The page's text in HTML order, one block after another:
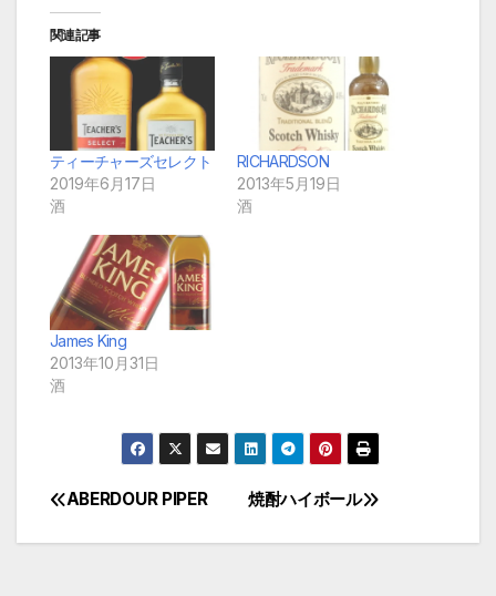
関連記事
ティーチャーズセレクト
2019年6月17日
酒
RICHARDSON
2013年5月19日
酒
James King
2013年10月31日
酒
投
稿
焼酎ハイボール
ABERDOUR PIPER